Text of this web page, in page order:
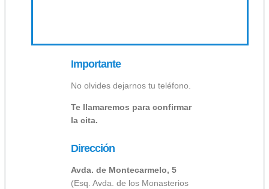
Importante
No olvides dejarnos tu teléfono.
Te llamaremos para confirmar
la cita.
Dirección
Avda. de Montecarmelo, 5
(Esq. Avda. de los Monasterios